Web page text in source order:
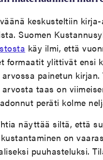
keskusteltiin
Suomen
käy ilmi, että
formaatit ylittivät ensi
painetun kirjan.
taas on
peräti kolme
näyttää siltä, että
on
puuhasteluksi.